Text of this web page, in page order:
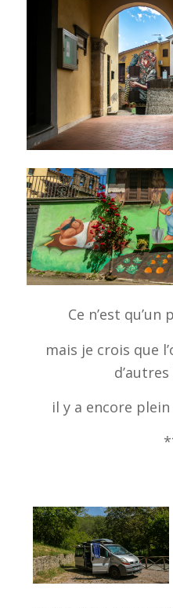
Ce n’est
mais je crois que
il y a encore